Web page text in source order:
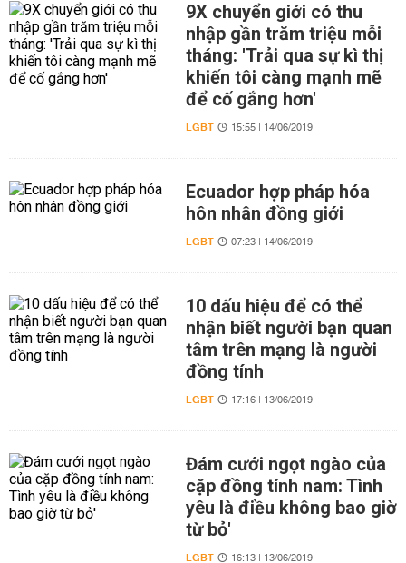
9X chuyển giới có thu
nhập gần trăm triệu mỗi
tháng: 'Trải qua sự kì thị
khiến tôi càng mạnh mẽ
để cố gắng hơn'
LGBT 15:55 | 14/06/2019
Ecuador hợp pháp hóa
hôn nhân đồng giới
LGBT 07:23 | 14/06/2019
10 dấu hiệu để có thể
nhận biết người bạn quan
tâm trên mạng là người
đồng tính
LGBT 17:16 | 13/06/2019
Đám cưới ngọt ngào của
cặp đồng tính nam: Tình
yêu là điều không bao giờ
từ bỏ'
LGBT 16:13 | 13/06/2019